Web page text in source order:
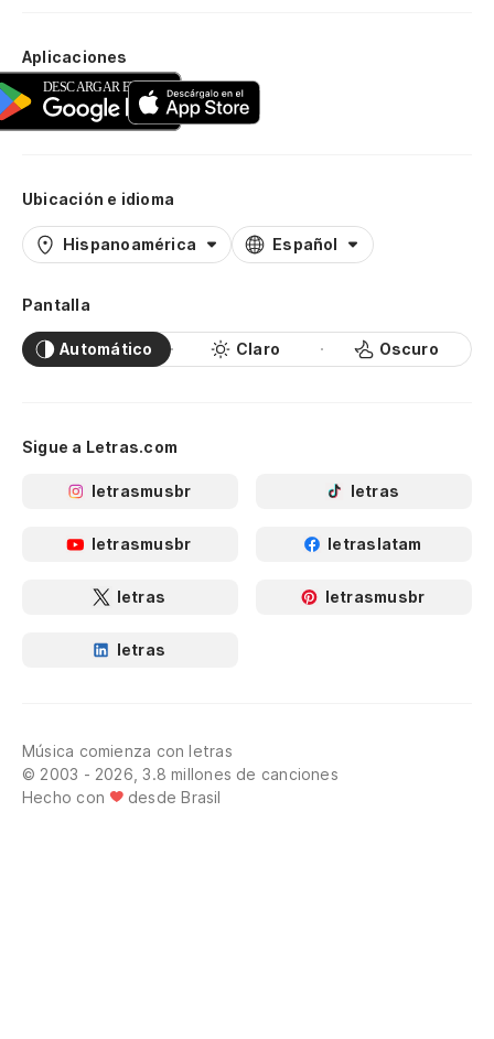
Aplicaciones
Ubicación e idioma
Hispanoamérica Español
Pantalla
Automático Claro Oscuro
Sigue a Letras.com
letrasmusbr letras
letrasmusbr letraslatam
letras letrasmusbr
letras
Música comienza con letras
© 2003 - 2026, 3.8 millones de canciones
Hecho con
desde Brasil